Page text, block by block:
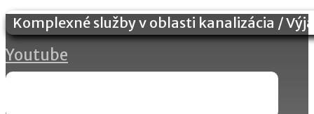
Komplexné služby v oblasti kanalizácia /
Youtube